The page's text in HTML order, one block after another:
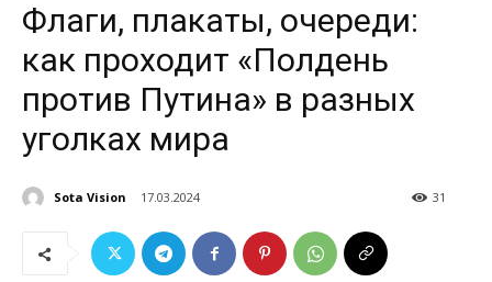
Флаги, плакаты, очереди:
как проходит «Полдень
против Путина» в разных
уголках мира
Sota Vision 17.03.2024 31